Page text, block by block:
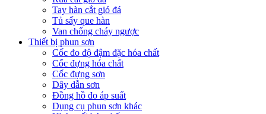
Tay hàn cắt gió đá
Tủ sấy que hàn
Van chống cháy ngược
Thiết bị phun sơn
Cốc đo độ đậm đặc hóa chất
Cốc đựng hóa chất
Cốc đựng sơn
Dây dẫn sơn
Đồng hồ đo áp suất
Dụng cụ phun sơn khác